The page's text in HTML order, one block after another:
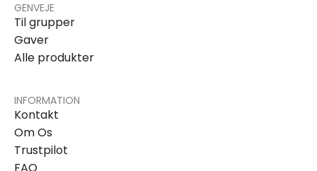
GENVEJE
Til grupper
Gaver
Alle produkter
INFORMATION
Kontakt
Om Os
Trustpilot